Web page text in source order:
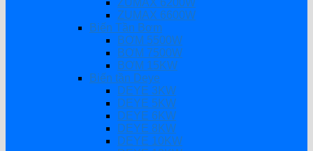
ZUMAX 6200W
ZUMAX 6600W
Biến Tần Bơm
BƠM 5500W
BƠM 7500W
BƠM 15KW
Biến tần Deye
DEYE 3KW
DEYE 5KW
DEYE 6KW
DEYE 8KW
DEYE 10KW